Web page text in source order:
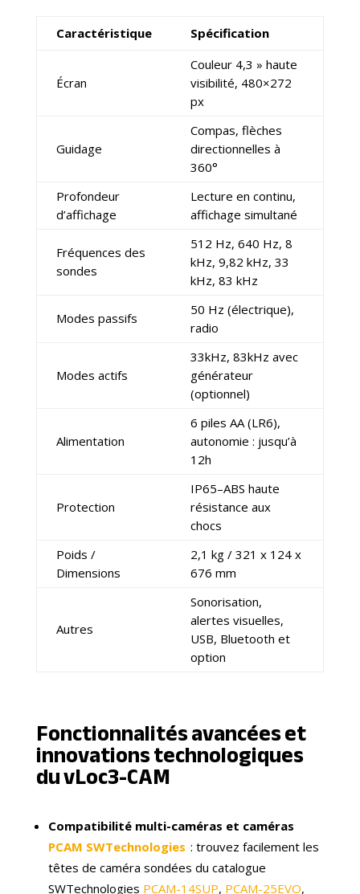
Caractéristique Spécification
Écran
Couleur 4,3 » haute
visibilité, 480×272
px
Guidage
Compas, flèches
directionnelles à
360°
Profondeur
d’affichage
Lecture en continu,
affichage simultané
Fréquences des
sondes
512 Hz, 640 Hz, 8
kHz, 9,82 kHz, 33
kHz, 83 kHz
Modes passifs
50 Hz (électrique),
radio
Modes actifs
33kHz, 83kHz avec
générateur
(optionnel)
Alimentation
6 piles AA (LR6),
autonomie : jusqu’à
12h
Protection
IP65–ABS haute
résistance aux
chocs
Poids /
Dimensions
2,1 kg / 321 x 124 x
676 mm
Autres
Sonorisation,
alertes visuelles,
USB, Bluetooth et
option
Fonctionnalités avancées et
innovations technologiques
du vLoc3-CAM
Compatibilité multi-caméras et caméras
PCAM SWTechnologies : trouvez facilement les
têtes de caméra sondées du catalogue
SWTechnologies PCAM-14SUP, PCAM-25EVO,